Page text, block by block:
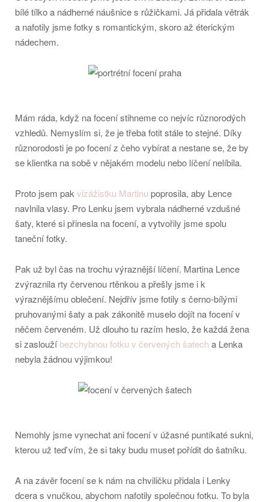
bílé tílko a nádherné náušnice s růžičkami. Já přidala větrák
a nafotily jsme fotky s romantickým, skoro až éterickým
nádechem.
Mám ráda, když na focení stihneme co nejvíc různorodých
vzhledů. Nemyslím si, že je třeba fotit stále to stejné. Díky
různorodosti je po focení z čeho vybírat a nestane se, že by
se klientka na sobě v nějakém modelu nebo líčení nelíbila.
Proto jsem pak vizážistku Martinu poprosila, aby Lence
navlnila vlasy. Pro Lenku jsem vybrala nádherné vzdušné
šaty, které si přinesla na focení, a vytvořily jsme spolu
taneční fotky.
Pak už byl čas na trochu výraznější líčení. Martina Lence
zvýraznila rty červenou rtěnkou a přešly jsme i k
výraznějšímu oblečení. Nejdřív jsme fotily s černo-bílými
pruhovanými šaty a pak zákonitě muselo dojít na focení v
něčem červeném. Už dlouho tu razím heslo, že každá žena
si zasloužíbezchybnou fotku v červených šatech a Lenka
nebyla žádnou výjimkou!
Nemohly jsme vynechat ani focení v úžasné puntíkaté sukni,
kterou už teď vím, že si taky budu muset pořídit do šatníku.
A na závěr focení se k nám na chviličku přidala i Lenky
dcera s vnučkou, abychom nafotily společnou fotku. To byla